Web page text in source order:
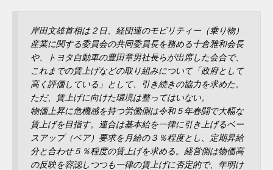
岸田文雄首相は２日、経団連のモビリティー（乗り物）
産業に関する委員会の共同委員長を務める十倉雅和会長
や、トヨタ自動車の豊田章男社長らが出席した会合で、
これまでの賃上げなどの取り組みについて「政府として
高く評価している」として、引き続きの協力を求めた。
ただ、賃上げに向けた環境は整ってはいない。
物価上昇に危機感を持つ労働側は令和５年春闘で大幅な
賃上げを目指す。連合は基本給を一律に引き上げるベー
スアップ（ベア）要求を月給の３％程度とし、定期昇給
分と合わせ５％程度の賃上げを求める。経営側は物価高
の反映を容認しつつも一律の賃上げに否定的で、年明け